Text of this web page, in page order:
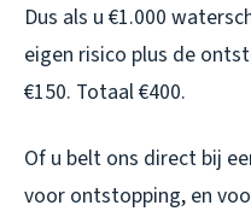
Dus als u €1.000
eigen risico plus de
€150. Totaal €400.
Of u belt ons direct bij
voor ontstopping, en